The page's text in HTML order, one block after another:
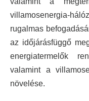
villamosenergia-
rugalmas
az időjárásfüggő
energiatermelők
valamint a
növelése.